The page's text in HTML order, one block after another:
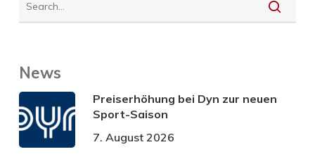
News
Preiserhöhung bei Dyn zur neuen
Sport-Saison
7. August 2026